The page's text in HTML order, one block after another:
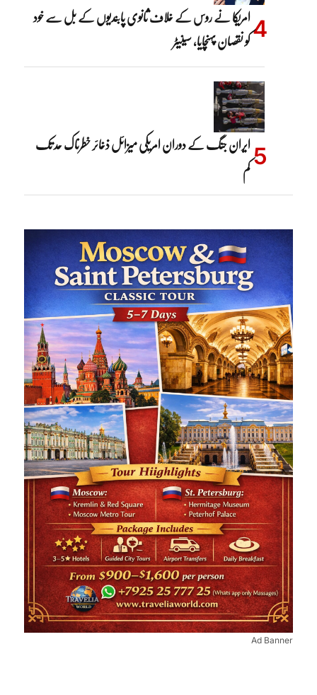
امریکا نے روس کے خلاف ثانوی پابندیوں کے بل سے خود
کو نقصان پہنچایا، سینیٹر
ایران جنگ کے دوران امریکی میزائل ذخائر خطرناک حد تک
کم
Ad Banner